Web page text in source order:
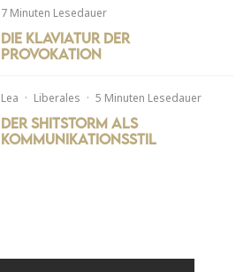
7 Minuten Lesedauer
Die Klaviatur der
Provokation
Lea · Liberales · 5 Minuten Lesedauer
Der Shitstorm als
Kommunikationsstil